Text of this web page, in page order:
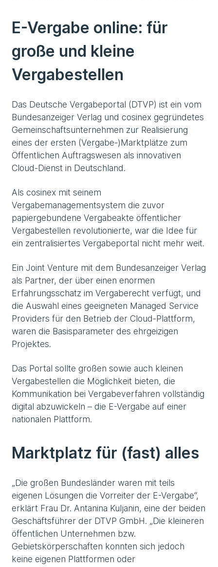
E-Vergabe online: für
große und kleine
Vergabestellen
Das Deutsche Vergabeportal (DTVP) ist ein vom
Bundes­anzeiger Verlag und cosinex gegründetes
Gemeinschafts­unternehmen zur Realisierung
eines der ersten (Vergabe-)Marktplätze zum
Öffentlichen Auftragswesen als innovativen
Cloud-Dienst in Deutschland.
Als cosinex mit seinem
Vergabemanagementsystem die zuvor
papiergebundene Vergabeakte öffentlicher
Vergabestellen revolutionierte, war die Idee für
ein zentralisiertes Vergabeportal nicht mehr weit.
Ein Joint Venture mit dem Bundesanzeiger Verlag
als Partner, der über einen enormen
Erfahrungsschatz im Vergaberecht verfügt, und
die Auswahl eines geeigneten Managed Service
Providers für den Betrieb der Cloud-Plattform,
waren die Basisparameter des ehrgeizigen
Projektes.
Das Portal sollte großen sowie auch kleinen
Vergabestellen die Möglichkeit bieten, die
Kommunikation bei Vergabeverfahren vollständig
digital abzuwickeln – die E-Vergabe auf einer
nationalen Plattform.
Marktplatz für (fast) alles
„Die großen Bundesländer waren mit teils
eigenen Lösungen die Vorreiter der E-Vergabe“,
erklärt Frau Dr. Antanina Kuljanin, eine der beiden
Geschäftsführer der DTVP GmbH. „Die kleineren
öffentlichen Unternehmen bzw.
Gebietskörperschaften konnten sich jedoch
keine eigenen Plattformen oder